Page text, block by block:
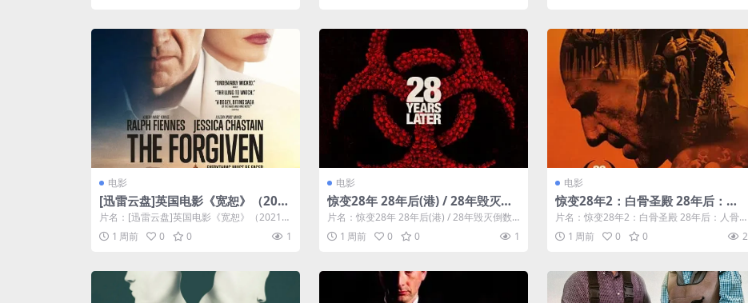
电影
[迅雷云盘]英国电影《宽恕》（202
1）剧情 豆瓣6.3
片名：[迅雷云盘]英国电影《宽恕》（2021）
剧情 豆瓣6.3 分类：电影 类型...
1 周前 0 0 1
电影
惊变28年 28年后(港) / 28年毁灭倒
数(台)
片名：惊变28年 28年后(港) / 28年毁灭倒数
(台) 分类：电影 详情介绍...
1 周前 0 0 1
电影
惊变28年2：白骨圣殿 28年后：人
骨圣殿(港) / 28年毁灭倒数：人骨圣
殿(台) / 惊变28年：骸骨神殿 / The
Bone Temple / 28 Years Later P
rs Later 2
片名：惊变28年2：白骨圣殿 28年后：人骨
圣殿(港) / 28年毁灭倒数：人骨...
1 周前 0 0 2